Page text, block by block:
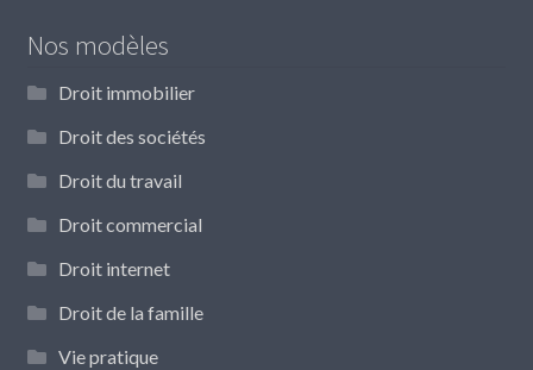
Nos modèles
Droit immobilier
Droit des sociétés
Droit du travail
Droit commercial
Droit internet
Droit de la famille
Vie pratique